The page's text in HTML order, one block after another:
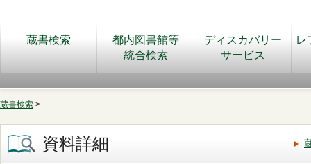
蔵書検索
都内図書館等
統合検索
ディスカバリー
サービス
レ
蔵書検索 >
資料詳細